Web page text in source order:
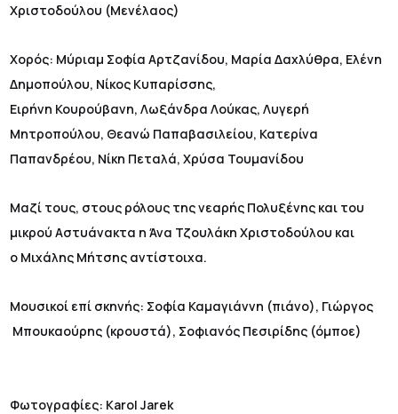
Χριστοδούλου (Μενέλαος)
Χορός: Μύριαμ Σοφία Αρτζανίδου, Μαρία Δαχλύθρα, Eλένη
Δημοπούλου, Νίκος Κυπαρίσσης,
Ειρήνη Κουρούβανη, Λωξάνδρα Λούκας, Λυγερή
Μητροπούλου, Θεανώ Παπαβασιλείου, Κατερίνα
Παπανδρέου, Νίκη Πεταλά, Χρύσα Τουμανίδου
Μαζί τους, στους ρόλους της νεαρής Πολυξένης και του
μικρού Αστυάνακτα η Άνα Τζουλάκη Χριστοδούλου και
ο Μιχάλης Μήτσης αντίστοιχα.
Μουσικοί επί σκηνής: Σοφία Καμαγιάννη (πιάνο), Γιώργος
Μπουκαούρης (κρουστά), Σοφιανός Πεσιρίδης (όμποε)
Φωτογραφίες: Karol Jarek